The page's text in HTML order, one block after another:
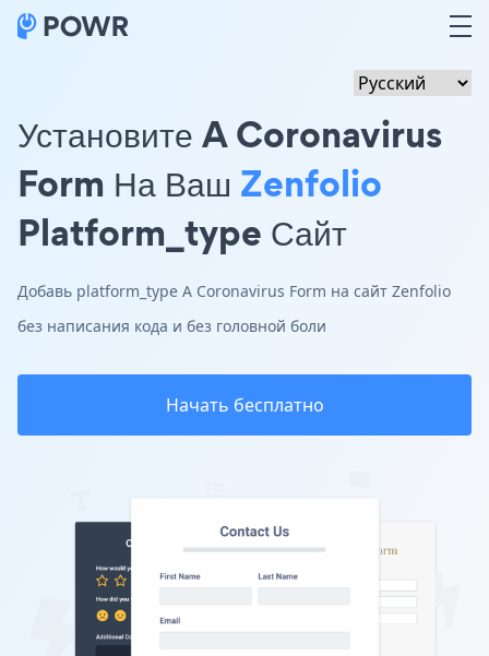
Установите A Coronavirus
Form На Ваш Zenfolio
Platform_type Сайт
Добавь platform_type A Coronavirus Form на сайт Zenfolio
без написания кода и без головной боли
Начать бесплатно